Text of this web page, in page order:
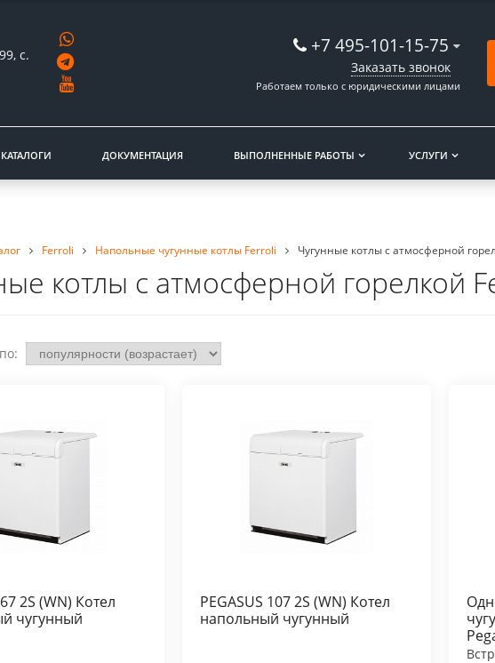
с.
+7 495-101-15-75
Заказать звонок
Работаем только с юридическими лицами
КАТАЛОГИ ДОКУМЕНТАЦИЯ ВЫПОЛНЕННЫЕ РАБОТЫ УСЛУГИ
Ferroli Напольные чугунные котлы Ferroli Чугунные котлы с атмосферной
котлы с атмосферной горелкой
2S (WN) Котел
чугунный
PEGASUS 107 2S (WN) Котел
напольный чугунный